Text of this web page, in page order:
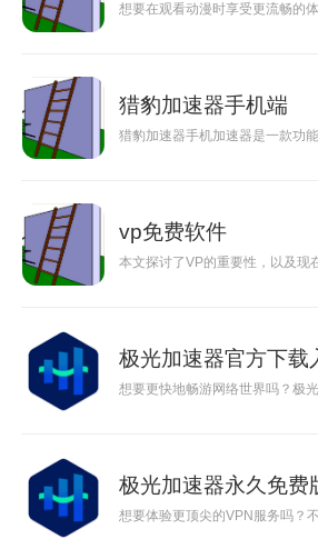
想要在观看动漫时享受更流畅的
猎豹加速器手机端
猎豹加速器手机加速器是一款功
vp免费软件
本文探讨了VP的重要性，以及现
极光加速器官方下载
想要更快地畅游网络世界吗？极
极光加速器永久免费
想要体验更顶尖的VPN服务吗？